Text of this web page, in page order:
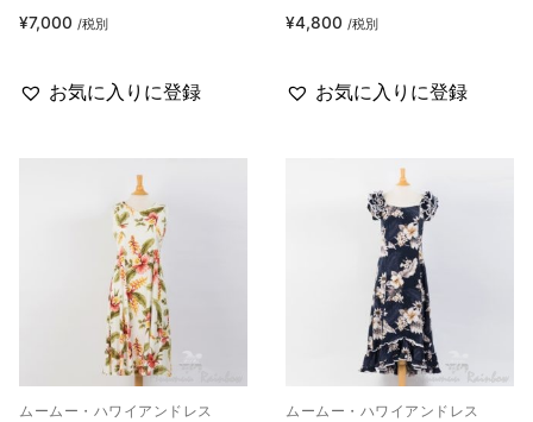
¥7,000 /税別
お気に入りに登録
¥4,800 /税別
お気に入りに登録
ムームー・ハワイアンドレス ムームー・ハワイアンドレス